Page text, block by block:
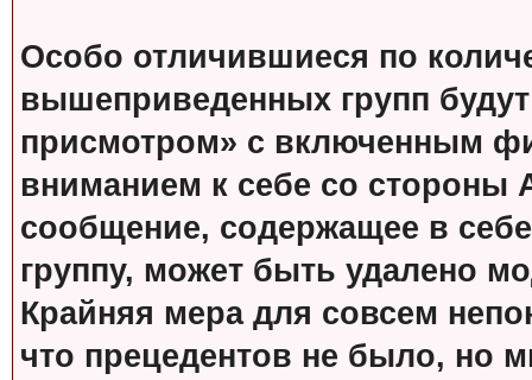
Особо отличившиеся по
вышеприведенных групп
присмотром» с включенным
вниманием к себе со стороны
сообщение, содержащее в
группу, может быть удалено
Крайняя мера для совсем
что прецедентов не было, но